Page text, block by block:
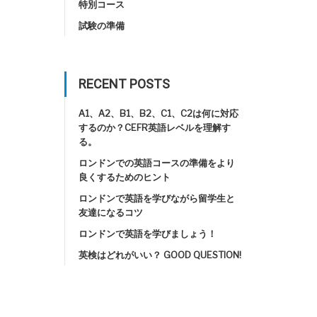
特別コース
試験の準備
RECENT POSTS
A1、A2、B1、B2、C1、C2は何に対応
するのか？CEFR英語レベルを理解す
る。
ロンドンでの英語コースの準備をより
良くするためのヒント
ロンドンで英語を学びながら留学生と
友達になるコツ
ロンドンで英語を学びましょう！
英検はどれがいい？ GOOD QUESTION!